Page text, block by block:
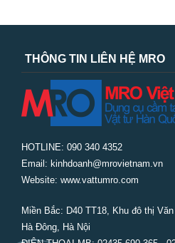
THÔNG TIN LIÊN HỆ MRO
HOTLINE: 090 340 4352
Email: kinhdoanh@mrovietnam.vn
Website: www.vattumro.com
Miền Bắc: D40 TT18, Khu đô thị
Hà Đông, Hà Nội